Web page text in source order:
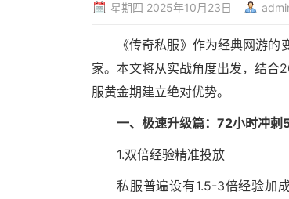
星期四 2025年10月23日
《传奇私服》作为经典网游
家。本文将从实战角度出发，结合
服黄金期建立绝对优势。
一、极速升级篇：72小时冲刺
1.双倍经验精准投放
私服普遍设有1.5-3倍经验加